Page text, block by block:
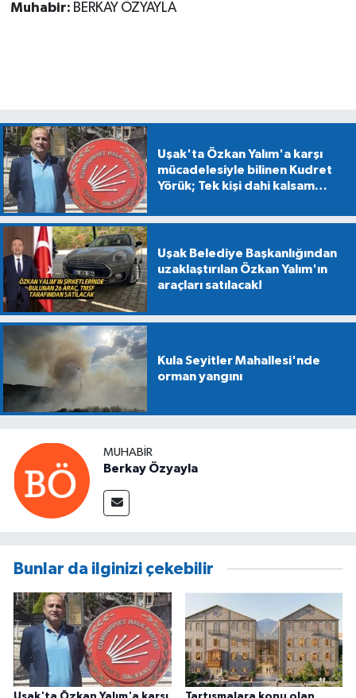
Muhabir: BERKAY ÖZYAYLA
Uşak'ta Özkan Yalım'a karşı
mücadelesiyle bilinen Kudret
Yörük; Tek kişi dahi kalsam
Uşak Belediye Başkanlığından
uzaklaştırılan Özkan Yalım'ın
araçları satılacak!
Kula Seyitler Mahallesi'nde
orman yangını
MUHABIR
Berkay Özyayla
Bunlar da ilginizi çekebilir